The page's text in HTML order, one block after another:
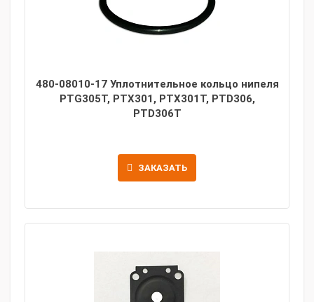
480-08010-17 Уплотнительное кольцо нипеля
PTG305T, PTX301, PTX301T, PTD306,
PTD306T
ЗАКАЗАТЬ